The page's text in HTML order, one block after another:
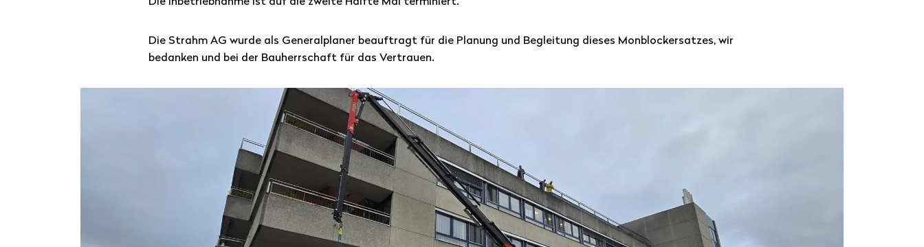
Die Strahm AG wurde als Generalplaner beauftragt für die Planung und Begleitung dieses Monblockersatzes, wir
bedanken und bei der Bauherrschaft für das Vertrauen.